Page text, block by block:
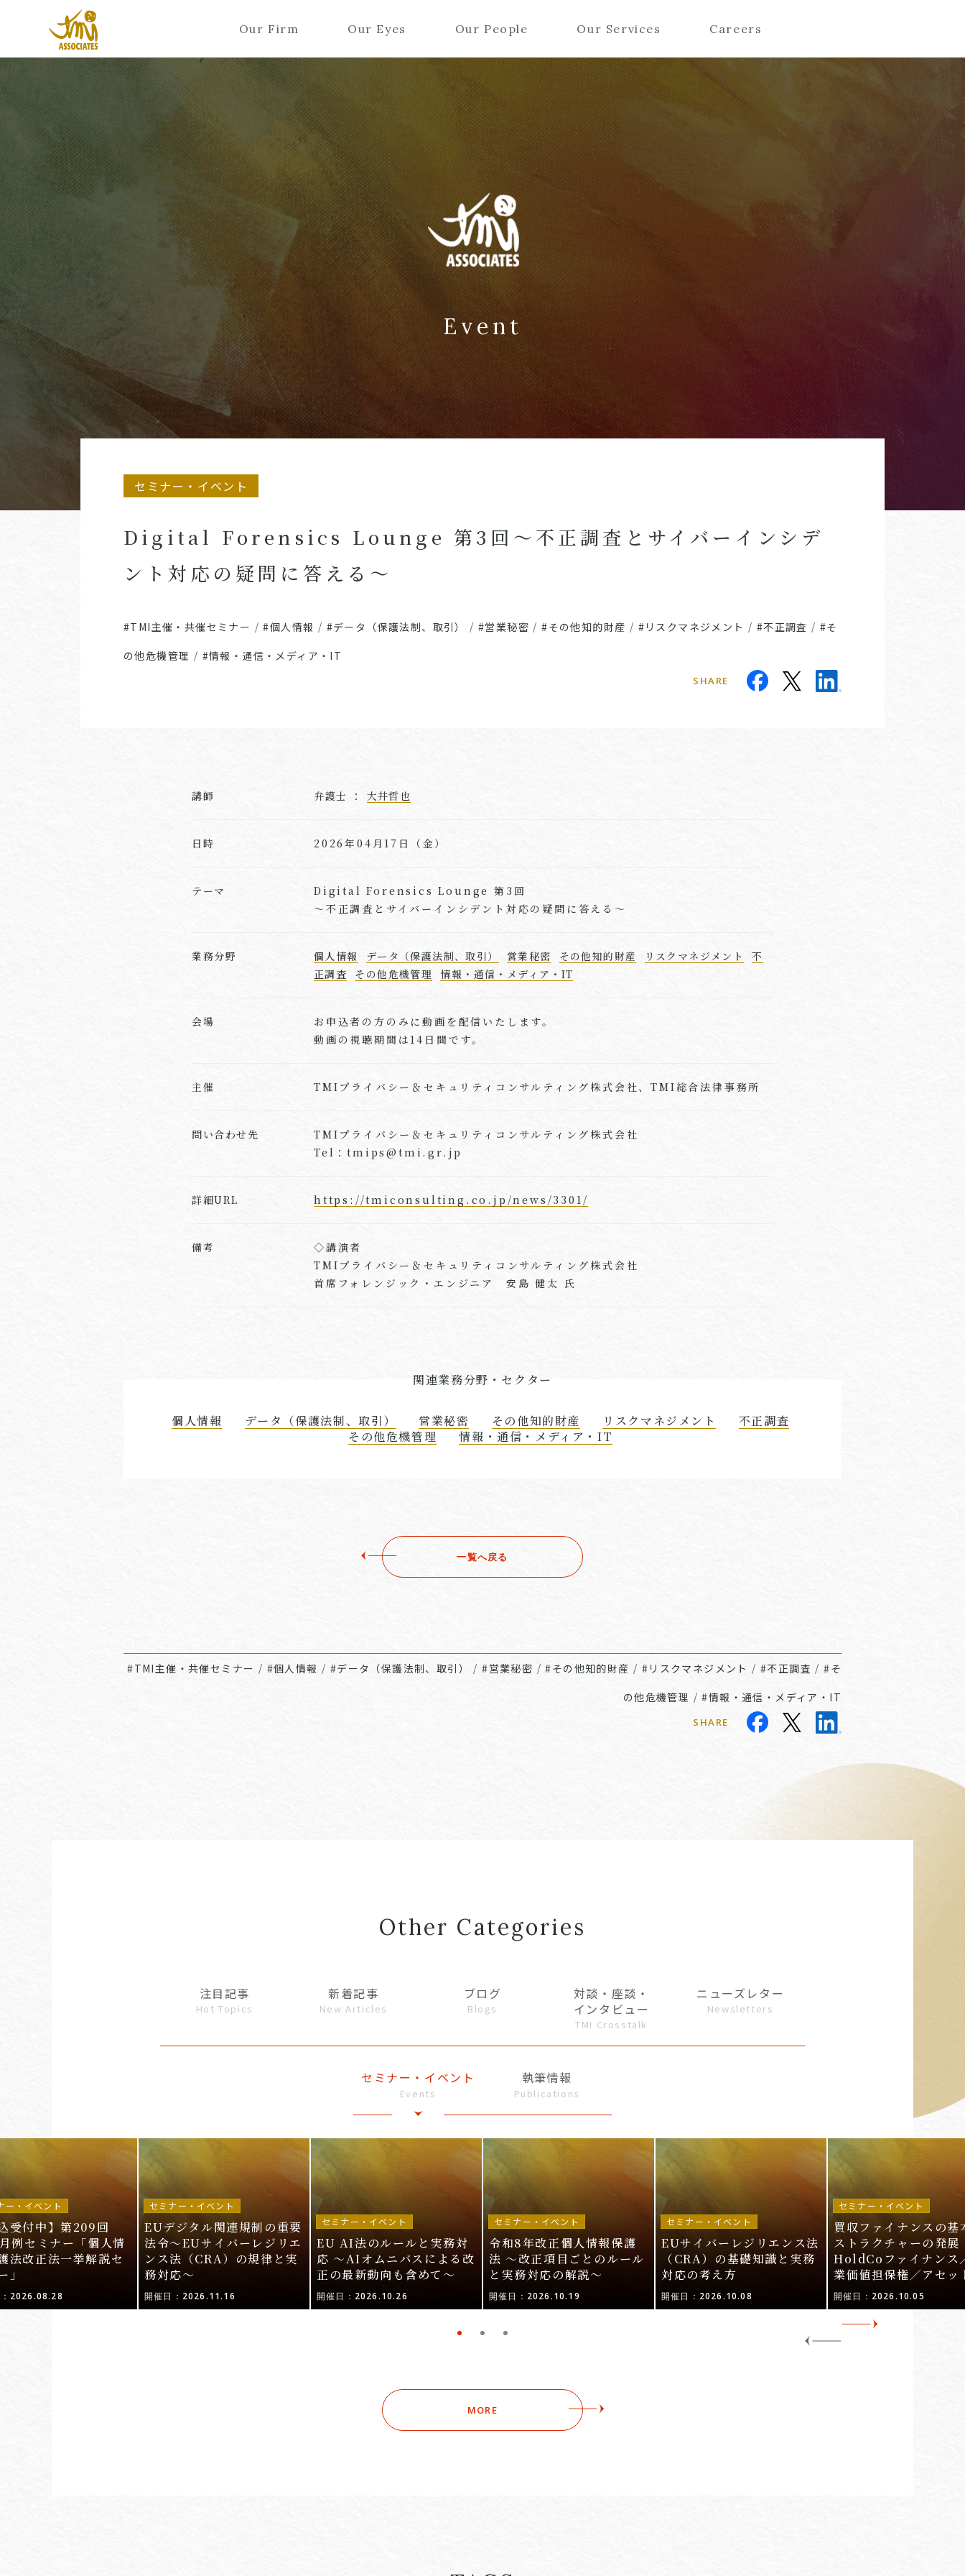
Our Firm Our Eyes Our People Our Services Careers
Event
セミナー・イベント
Digital Forensics Lounge 第3回～不正調査とサイバーインシデ
ント対応の疑問に答える～
#TMI主催・共催セミナー /#個人情報 / #データ（保護法制、取引） /#営業秘密 /#その他知的財産 / #リスクマネジメント / #不正調査 /#そ
の他危機管理 / #情報・通信・メディア・IT
SHARE
講師 弁護士 ： 大井哲也
日時 2026年04月17日（金）
テーマ
Digital Forensics Lounge 第3回
～不正調査とサイバーインシデント対応の疑問に答える～
業務分野 個人情報 データ（保護法制、取引） 営業秘密 その他知的財産 リスクマネジメント
不
正調査
その他危機管理 情報・通信・メディア・IT
会場
お申込者の方のみに動画を配信いたします。
動画の視聴期間は14日間です。
主催 TMIプライバシー＆セキュリティコンサルティング株式会社、TMI総合法律事務所
問い合わせ先
TMIプライバシー＆セキュリティコンサルティング株式会社
Tel：tmips@tmi.gr.jp
詳細URL https://tmiconsulting.co.jp/news/3301/
備考
◇講演者
TMIプライバシー＆セキュリティコンサルティング株式会社
首席フォレンジック・エンジニア 安島 健太 氏
関連業務分野・セクター
個人情報 データ（保護法制、取引） 営業秘密 その他知的財産 リスクマネジメント
不正調査
その他危機管理
情報・通信・メディア・IT
一覧へ戻る
#TMI主催・共催セミナー / #個人情報 / #データ（保護法制、取引） /#営業秘密 /#その他知的財産 / #リスクマネジメント / #不正調査 /#そ
の他危機管理 /#情報・通信・メディア・IT
SHARE
Other Categories
注目記事
Hot Topics
新着記事
New Articles
ブログ
Blogs
対談・座談・
インタビュー
TMI Crosstalk
ニューズレター
Newsletters
セミナー・イベント
Events
執筆情報
Publications
ー・イベント
受付中】第209回
例セミナー「個人情
法改正法一挙解説セ
」
2026.08.28
セミナー・イベント
EUデジタル関連規制の重要
法令〜EUサイバーレジリエ
ンス法（CRA）の規律と実
務対応〜
開催日：2026.11.16
セミナー・イベント
EU AI法のルールと実務対
応 〜AIオムニバスによる改
正の最新動向も含めて〜
開催日：2026.10.26
セミナー・イベント
令和8年改正個人情報保護
法 〜改正項目ごとのルール
と実務対応の解説〜
開催日：2026.10.19
セミナー・イベント
EUサイバーレジリエンス法
（CRA）の基礎知識と実務
対応の考え方
開催日：2026.10.08
セミナー・イベント
買収ファイナンスの基
ストラクチャーの発展
HoldCoファイナンス
業価値担保権／アセッ
活用〜
開催日：2026.10.05
MORE